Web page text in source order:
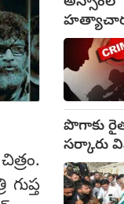
మంచంపై
పొగాకు
సర్కారు